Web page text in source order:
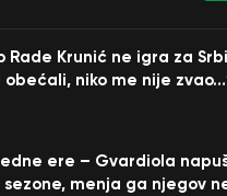
Rade Krunić ne igra za
obećali, niko me nije
ere – Gvardiola
sezone, menja ga njegov